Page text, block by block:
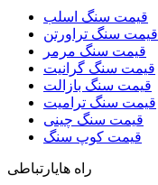
قیمت سنگ اسلب
قیمت سنگ تراورتن
قیمت سنگ مرمر
قیمت سنگ گرانیت
قیمت سنگ بازالت
قیمت سنگ ترامیت
قیمت سنگ چینی
قیمت کوپ سنگ
راه هایارتباطی